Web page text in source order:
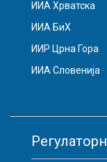
ИИА Хрватска
ИИА БиХ
ИИР Црна Гора
ИИА Словенија